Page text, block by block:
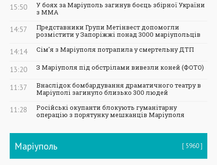
15:50
У боях за Маріуполь загинув боєць збірної України
з ММА
14:57
Представники Групи Метінвест допомогли
розмістити у Запоріжжі понад 3000 маріупольців
14:14 Сім'я з Маріуполя потрапила у смертельну ДТП
13:20 З Маріуполя під обстрілами вивезли коней (ФОТО)
11:37
Внаслідок бомбардування драматичного театру в
Маріуполі загинуло близько 300 людей
11:28
Російські окупанти блокують гуманітарну
операцію з порятунку мешканців Маріуполя
Маріуполь 5960